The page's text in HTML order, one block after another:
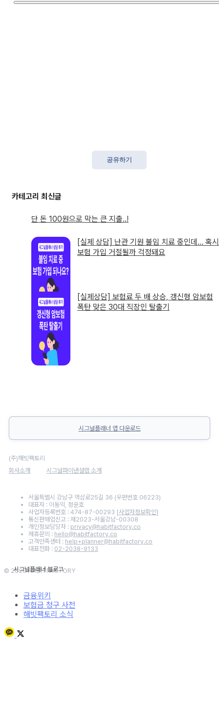
공유하기
단 돈 100원으로 막는 큰 지출..!
[실제 상담] 난관 기원 불임 치료 중인데… 혹시
보험 가입 거절될까 걱정돼요
[실제상담] 보험료 두 배 상승, 갱신형 암보험
폭탄 맞은 30대 직장인 탈출기
시그널플래너 앱 다운로드
(주)해빗팩토리
회사소개
시그널파이낸셜랩 소개
서울특별시 강남구 역삼로25길 36 (우편번호 06223)
대표자 : 이동익, 정윤호
사업자등록번호 : 474-87-00293 [사업자정보확인]
통신판매업신고 : 제2023-서울강남-00308
개인정보담당자 : privacy@habitfactory.co
제휴문의 : hello@habitfactory.co
고객만족센터 : help+planner@habitfactory.co
대표전화 : 02-2038-9133
© 2020 HABITFACTORY
금융위키
보험금 청구 사전
해빗팩토리 소식